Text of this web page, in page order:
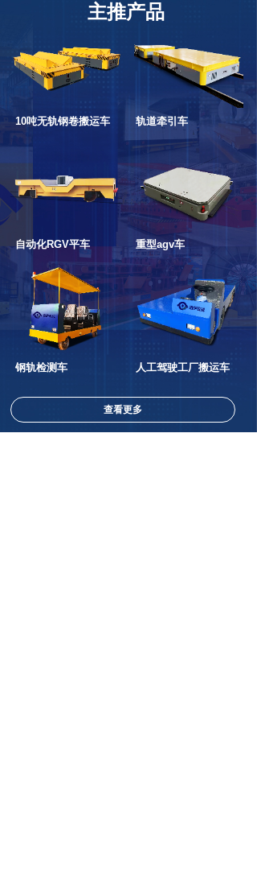
主推产品
10吨无轨钢卷搬运车 轨道牵引车
自动化RGV平车 重型agv车
钢轨检测车 人工驾驶工厂搬运车
查看更多